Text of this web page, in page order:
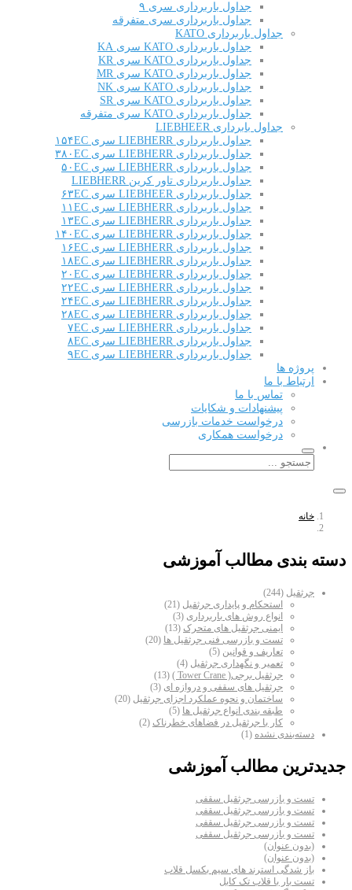
جداول باربرداری سری ۹
جداول باربرداری سری متفرقه
جداول باربرداری KATO
جداول باربرداری KATO سری KA
جداول باربرداری KATO سری KR
جداول باربرداری KATO سری MR
جداول باربرداری KATO سری NK
جداول باربرداری KATO سری SR
جداول باربرداری KATO سری متفرقه
جداول بابرداری LIEBHEER
جداول باربرداری LIEBHERR سری ۱۵۴EC
جداول باربرداری LIEBHERR سری ۳۸۰EC
جداول باربرداری LIEBHERR سری ۵۰EC
جداول باربرداری تاور کرین LIEBHERR
جداول باربرداری LIEBHEER سری ۶۳EC
جداول باربرداری LIEBHERR سری ۱۱EC
جداول باربرداری LIEBHERR سری ۱۳EC
جداول باربرداری LIEBHERR سری ۱۴۰EC
جداول باربرداری LIEBHERR سری ۱۶EC
جداول باربرداری LIEBHERR سری ۱۸EC
جداول باربرداری LIEBHERR سری ۲۰EC
جداول باربرداری LIEBHERR سری ۲۲EC
جداول باربرداری LIEBHERR سری ۲۴EC
جداول باربرداری LIEBHERR سری ۲۸EC
جداول باربرداری LIEBHERR سری ۷EC
جداول باربرداری LIEBHERR سری ۸EC
جداول باربرداری LIEBHERR سری ۹EC
پروژه ها
ارتباط با ما
تماس با ما
پیشنهادات و شکایات
درخواست خدمات بازرسی
درخواست همکاری
خانه
دسته بندی مطالب آموزشی
جرثقیل (244)
استحکام و پایداری جرثقیل (21)
انواع روش های باربرداری (3)
ایمنی جرثقیل های متحرک (13)
تست و بازرسی فنی جرثقیل ها (20)
تعاریف و قوانین (5)
تعمیر و نگهداری جرثقیل (4)
جرثقیل برجی( Tower Crane )
(13)
جرثقیل های سقفی و دروازه ای (3)
ساختمان و نحوه عملکرد اجزای جرثقیل (20)
طبقه بندی انواع جرثقیل ها (5)
کار با جرثقیل در فضاهای خطرناک (2)
دسته‌بندی نشده (1)
جدیدترین مطالب آموزشی
تست و بازرسی جرثقیل سقفی
تست و بازرسی جرثقیل سقفی
تست و بازرسی جرثقیل سقفی
تست و بازرسی جرثقیل سقفی
(بدون عنوان)
(بدون عنوان)
باز شدگی استرند های سیم بکسل قلاب
تست بار با قلاب تک کابل